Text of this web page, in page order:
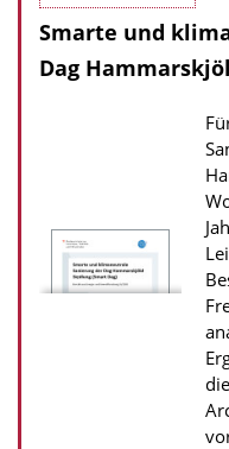
z
u
r
P
u
b
l
i
k
a
t
i
Smarte und
Dag